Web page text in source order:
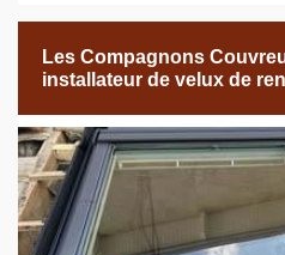
Les Compagnons
installateur de velux de